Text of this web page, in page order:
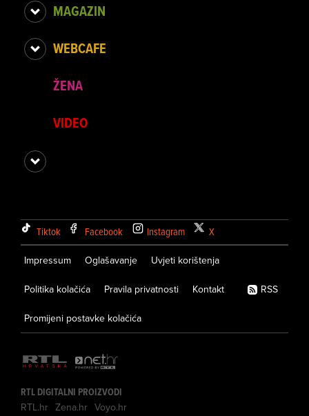
MAGAZIN
WEBCAFE
ŽENA
VIDEO
Tiktok Facebook Instagram X
Impressum Oglašavanje Uvjeti korištenja
Politika kolačića Pravila privatnosti Kontakt
Promijeni postavke kolačića
RSS
RTL DIGITALNI PROIZVODI
RTL.hr Zena.hr Voyo.hr